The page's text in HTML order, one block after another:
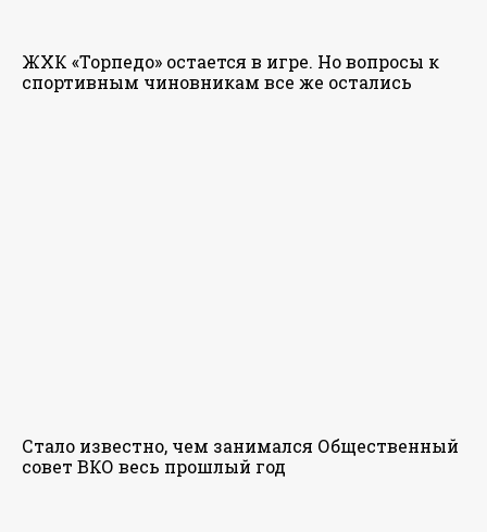
ЖХК «Торпедо» остается в игре. Но вопросы к
спортивным чиновникам все же остались
Стало известно, чем занимался Общественный
совет ВКО весь прошлый год